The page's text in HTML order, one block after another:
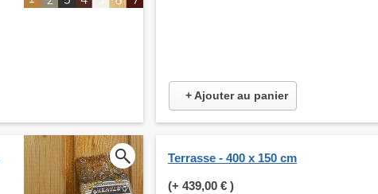
+ Ajouter au panier
Terrasse - 400 x 150 cm
(+ 439,00 € )